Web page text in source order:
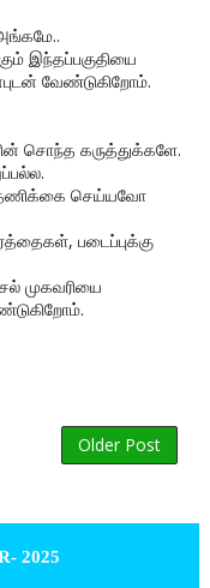
இந்தப்பகுதியை
வேண்டுகிறோம்.
சொந்த கருத்துக்களே.
தணிக்கை செய்யவோ
படைப்புக்கு
முகவரியை
Older Post
2025